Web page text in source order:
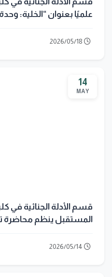
علميًا بعنوان “الخلية: وحدة
14
MAY
قسم الأدلة الجنائية في
المستقبل ينظم محاضرة
الأمن والاستقرار